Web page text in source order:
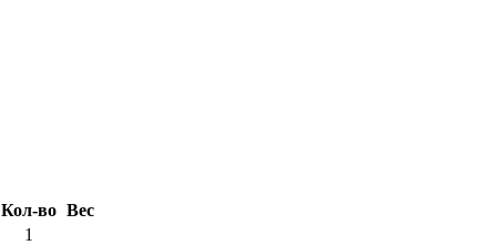
Кол-во Вес
1